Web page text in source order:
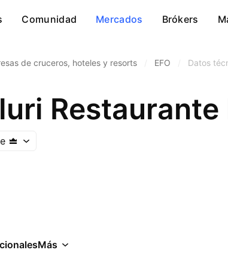
Comunidad Mercados Brókers
de cruceros, hoteles y resorts EFO Datos
Más